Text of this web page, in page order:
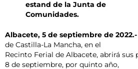
estand de la Junta de
Comunidades.
Albacete, 5 de septiembre de 2022.-
de Castilla-La Mancha, en el
Recinto Ferial de Albacete, abrirá
8 de septiembre, por quinto año,